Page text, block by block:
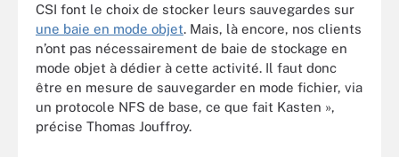
CSI font le choix de stocker leurs sauvegardes sur
une baie en mode objet. Mais, là encore, nos clients
n’ont pas nécessairement de baie de stockage en
mode objet à dédier à cette activité. Il faut donc
être en mesure de sauvegarder en mode fichier, via
un protocole NFS de base, ce que fait Kasten »,
précise Thomas Jouffroy.